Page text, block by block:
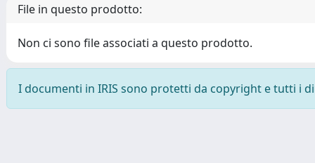
File in questo prodotto:
Non ci sono file associati a questo prodotto.
I documenti in IRIS sono protetti da copyright e tutti i